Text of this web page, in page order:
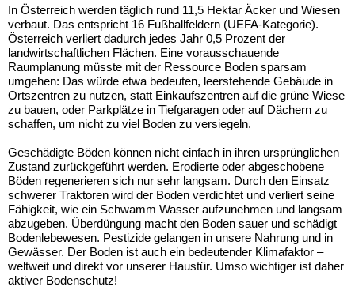
In Österreich werden täglich rund 11,5 Hektar Äcker und Wiesen
verbaut. Das entspricht 16 Fußballfeldern (UEFA-Kategorie).
Österreich verliert dadurch jedes Jahr 0,5 Prozent der
landwirtschaftlichen Flächen. Eine vorausschauende
Raumplanung müsste mit der Ressource Boden sparsam
umgehen: Das würde etwa bedeuten, leerstehende Gebäude in
Ortszentren zu nutzen, statt Einkaufszentren auf die grüne Wiese
zu bauen, oder Parkplätze in Tiefgaragen oder auf Dächern zu
schaffen, um nicht zu viel Boden zu versiegeln.
Geschädigte Böden können nicht einfach in ihren ursprünglichen
Zustand zurückgeführt werden. Erodierte oder abgeschobene
Böden regenerieren sich nur sehr langsam. Durch den Einsatz
schwerer Traktoren wird der Boden verdichtet und verliert seine
Fähigkeit, wie ein Schwamm Wasser aufzunehmen und langsam
abzugeben. Überdüngung macht den Boden sauer und schädigt
Bodenlebewesen. Pestizide gelangen in unsere Nahrung und in
Gewässer. Der Boden ist auch ein bedeutender Klimafaktor –
weltweit und direkt vor unserer Haustür. Umso wichtiger ist daher
aktiver Bodenschutz!